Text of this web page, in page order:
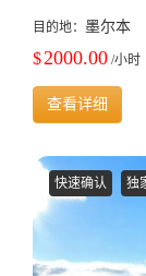
目的地： 墨尔本
$2000.00 /小时
查看详细
快速确认 独